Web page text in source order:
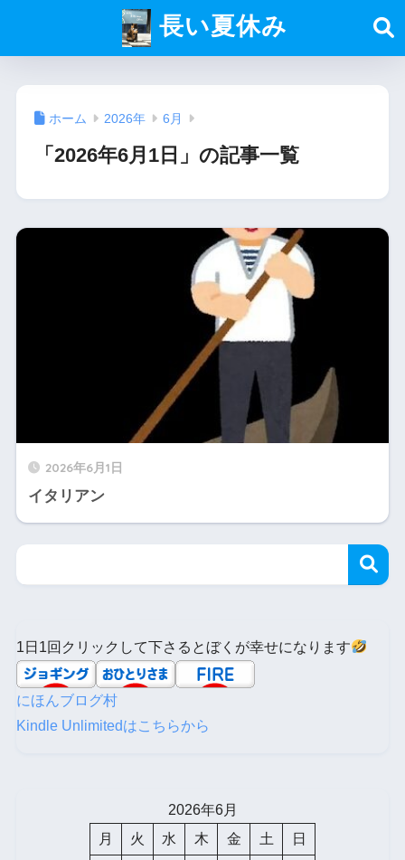
長い夏休み
ホーム 2026年 6月
「2026年6月1日」の記事一覧
2026年6月1日
イタリアン
1日1回クリックして下さるとぼくが幸せになります
にほんブログ村
Kindle Unlimitedはこちらから
2026年6月
月
火 水 木 金 土 日